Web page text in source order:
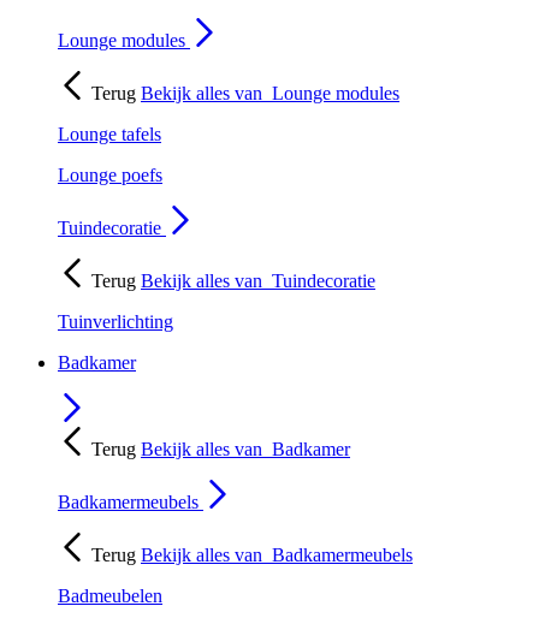
Lounge modules
Terug Bekijk alles van Lounge modules
Lounge tafels
Lounge poefs
Tuindecoratie
Terug Bekijk alles van Tuindecoratie
Tuinverlichting
Badkamer
Terug Bekijk alles van Badkamer
Badkamermeubels
Terug Bekijk alles van Badkamermeubels
Badmeubelen